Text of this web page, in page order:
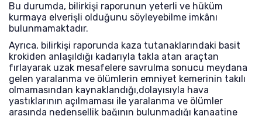
Bu durumda, bilirkişi raporunun yeterli ve hüküm
kurmaya elverişli olduğunu söyleyebilme imkânı
bulunmamaktadır.
Ayrıca, bilirkişi raporunda kaza tutanaklarındaki basit
krokiden anlaşıldığı kadarıyla takla atan araçtan
fırlayarak uzak mesafelere savrulma sonucu meydana
gelen yaralanma ve ölümlerin emniyet kemerinin takılı
olmamasından kaynaklandığı,dolayısıyla hava
yastıklarının açılmaması ile yaralanma ve ölümler
arasında nedensellik bağının bulunmadığı kanaatine